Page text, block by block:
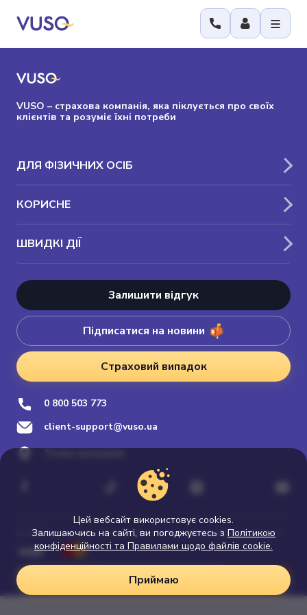
VUSO – страхова компанія, яка піклується про своїх
клієнтів та розуміє їхні потреби
ДЛЯ ФІЗИЧНИХ ОСІБ
КОРИСНЕ
ШВИДКІ ДІЇ
Залишити відгук
Підписатися на новини
Страховий випадок
0 800 503 773
client-support@vuso.ua
© 2026 Vuso.ua. All rights reserved Політика конфіденційності
Просування сайту
Цей вебсайт використовує cookies.
Залишаючись на сайті, ви погоджуєтесь з Політикою
конфіденційності та Правилами щодо файлів cookie.
Приймаю